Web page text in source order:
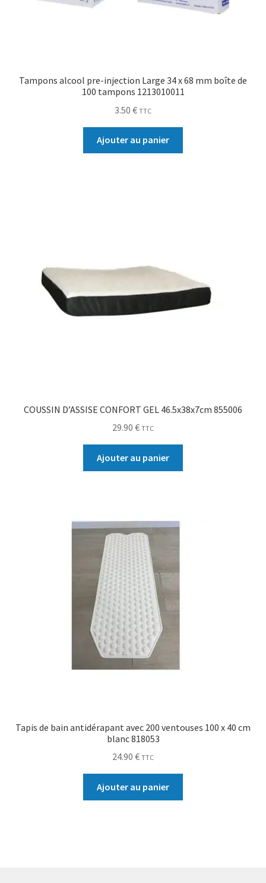
Tampons alcool pre-injection Large 34 x 68 mm boîte de
100 tampons 1213010011
3.50 € TTC
Ajouter au panier
COUSSIN D’ASSISE CONFORT GEL 46.5x38x7cm 855006
29.90 € TTC
Ajouter au panier
Tapis de bain antidérapant avec 200 ventouses 100 x 40 cm
blanc 818053
24.90 € TTC
Ajouter au panier